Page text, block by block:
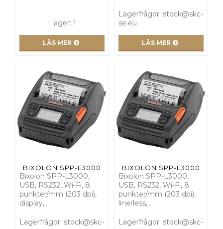
I lager: 1
LÄS MER
Lagerfrågor: stock@skc-
se.eu
LÄS MER
BIXOLON SPP-L3000
Bixolon SPP-L3000,
USB, RS232, Wi-Fi, 8
punkter/mm (203 dpi),
display,…
Lagerfrågor: stock@skc-
BIXOLON SPP-L3000
Bixolon SPP-L3000,
USB, RS232, Wi-Fi, 8
punkter/mm (203 dpi),
linerless,…
Lagerfrågor: stock@skc-